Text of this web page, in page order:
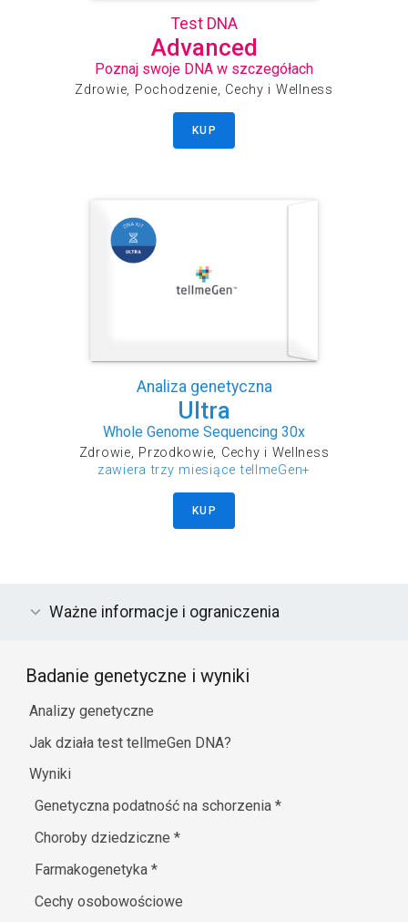
Test DNA
Advanced
Poznaj swoje DNA w szczegółach
Zdrowie, Pochodzenie, Cechy i Wellness
KUP
Analiza genetyczna
Ultra
Whole Genome Sequencing 30x
Zdrowie, Przodkowie, Cechy i Wellness
zawiera trzy miesiące tellmeGen+
KUP
Ważne informacje i ograniczenia
Badanie genetyczne i wyniki
Analizy genetyczne
Jak działa test tellmeGen DNA?
Wyniki
Genetyczna podatność na schorzenia*
Choroby dziedziczne*
Farmakogenetyka*
Cechy osobowościowe